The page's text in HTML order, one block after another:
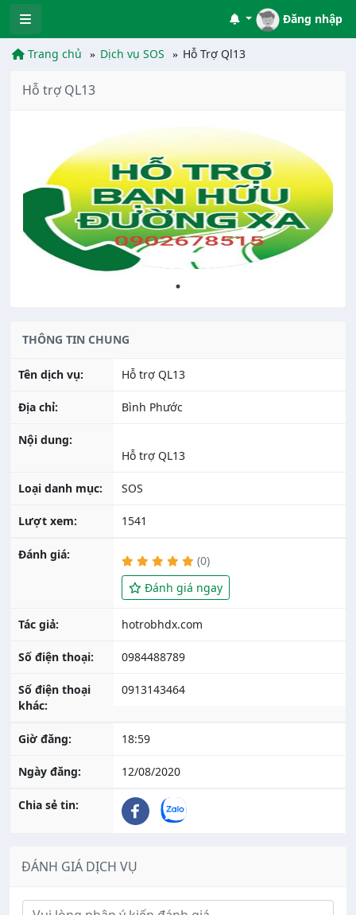
Đăng nhập
Trang chủ Dịch vụ SOS Hỗ Trợ Ql13
Hỗ trợ QL13
THÔNG TIN CHUNG
Tên dịch vụ: Hỗ trợ QL13
Địa chỉ: Bình Phước
Nội dung:
Hỗ trợ QL13
Loại danh mục: SOS
Lượt xem: 1541
Đánh giá:
(0)
Đánh giá ngay
Tác giả:
Số điện thoại: 0984488789
Số điện thoại
khác:
0913143464
Giờ đăng: 18:59
Ngày đăng: 12/08/2020
Chia sẻ tin:
ĐÁNH GIÁ DỊCH VỤ
Ý kiến đánh giá